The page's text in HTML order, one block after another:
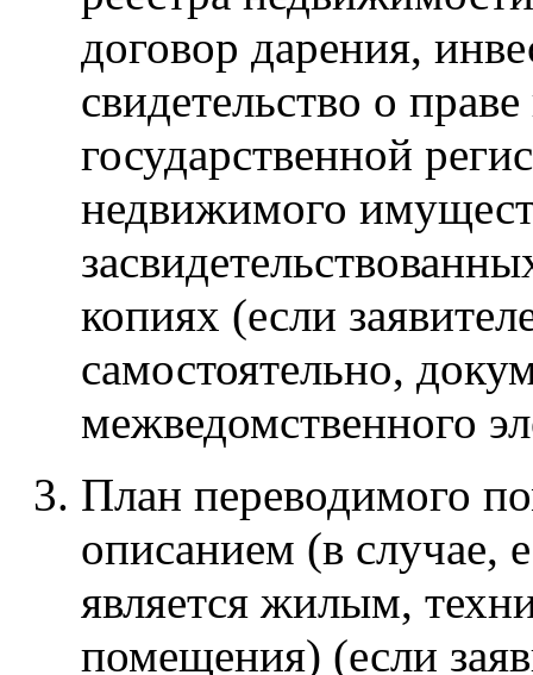
договор дарения,
свидетельство о
государственной
недвижимого
копиях (если
самостоятельно,
межведомственного
План переводимого
описанием (в случае,
является жилым,
помещения) (если